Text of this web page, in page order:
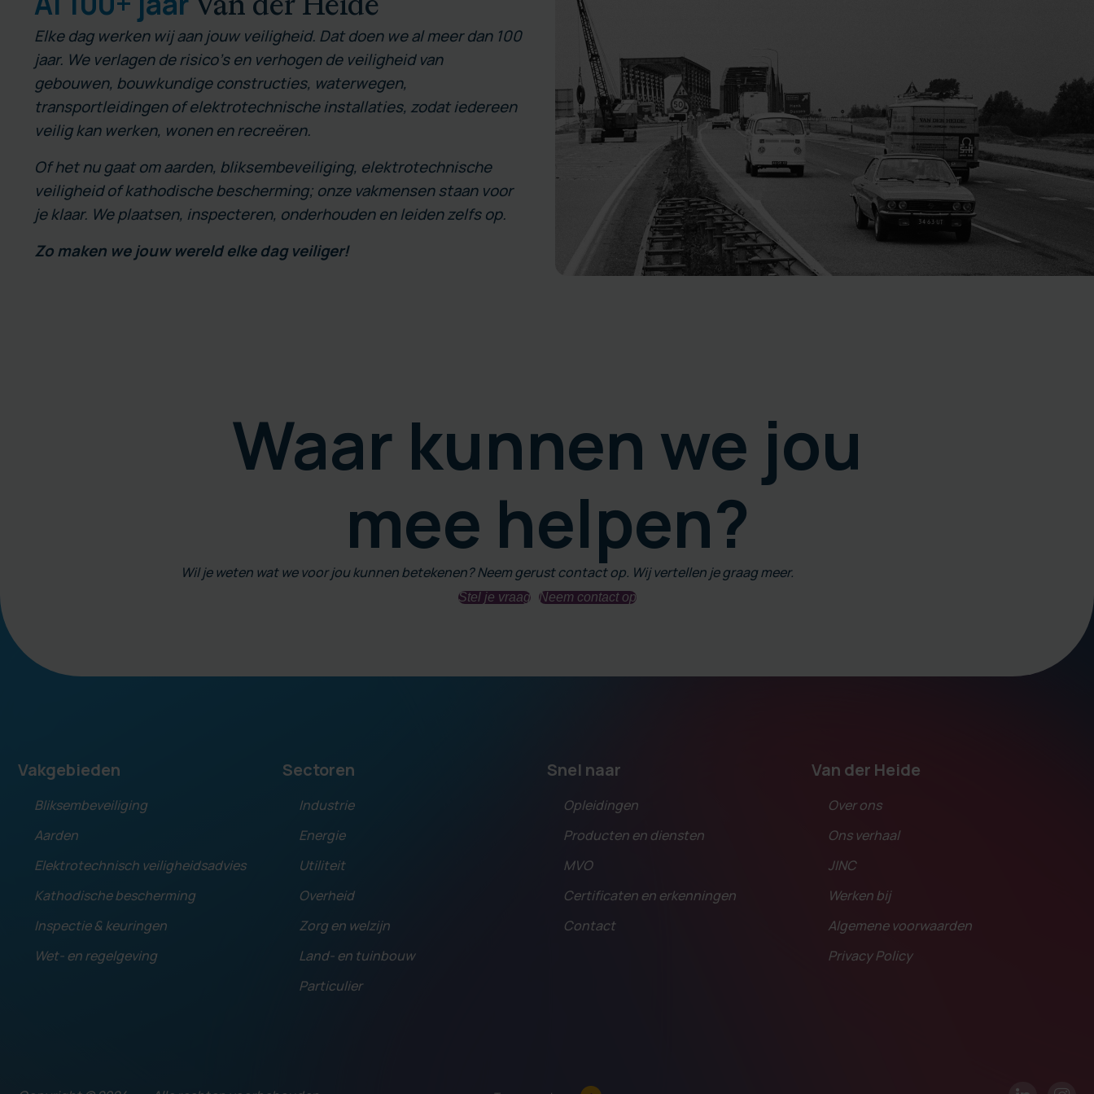
Van der Heide
Elke dag werken wij aan jouw veiligheid. Dat doen we al meer dan 100
jaar. We verlagen de risico’s en verhogen de veiligheid van
gebouwen, bouwkundige constructies, waterwegen,
transportleidingen of elektrotechnische installaties, zodat iedereen
veilig kan werken, wonen en recreëren.
Of het nu gaat om aarden, bliksembeveiliging, elektrotechnische
veiligheid of kathodische bescherming; onze vakmensen staan voor
je klaar. We plaatsen, inspecteren, onderhouden en leiden zelfs op.
Zo maken we jouw wereld elke dag veiliger!
Waar kunnen we jou
mee helpen?
Wil je weten wat we voor jou kunnen betekenen? Neem gerust contact op. Wij vertellen je graag meer.
Stel je vraag Neem contact op
Vakgebieden
Bliksembeveiliging
Aarden
Elektrotechnisch veiligheidsadvies
Kathodische bescherming
Inspectie & keuringen
Wet- en regelgeving
Sectoren
Industrie
Energie
Utiliteit
Overheid
Zorg en welzijn
Land- en tuinbouw
Particulier
Snel naar
Opleidingen
Producten en diensten
MVO
Certificaten en erkenningen
Contact
Van der Heide
Over ons
Ons verhaal
JINC
Werken bij
Algemene voorwaarden
Privacy Policy